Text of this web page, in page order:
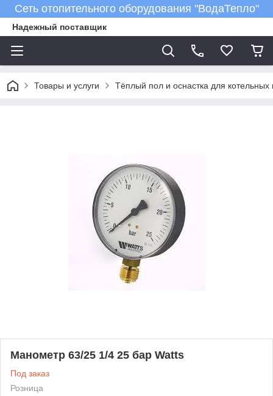
Сеть отопительного оборудования "ВодаТепло"
Надежный поставщик
Товары и услуги Тёплый пол и оснастка для котельных
Манометр 63/25 1/4 25 бар Watts
Под заказ
Розница